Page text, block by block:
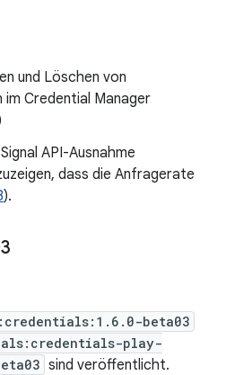
und Löschen von
Credential Manager
API-Ausnahme
dass die Anfragerate
).
beta03
play-
sind veröffentlicht.